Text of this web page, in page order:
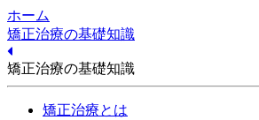
ホーム
矯正治療の基礎知識
矯正治療の基礎知識
矯正治療とは